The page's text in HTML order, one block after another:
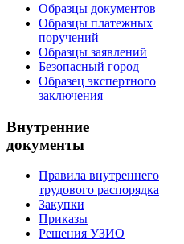
Образцы документов
Образцы платежных
поручений
Образцы заявлений
Безопасный город
Образец экспертного
заключения
Внутренние
документы
Правила внутреннего
трудового распорядка
Закупки
Приказы
Решения УЗИО